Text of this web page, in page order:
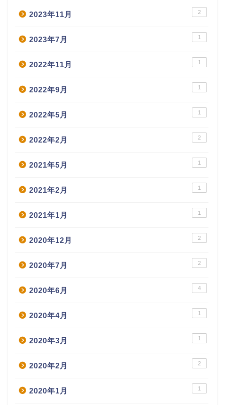
2023年11月 2
2023年7月 1
2022年11月 1
2022年9月 1
2022年5月 1
2022年2月 2
2021年5月 1
2021年2月 1
2021年1月 1
2020年12月 2
2020年7月 2
2020年6月 4
2020年4月 1
2020年3月 1
2020年2月 2
2020年1月 1